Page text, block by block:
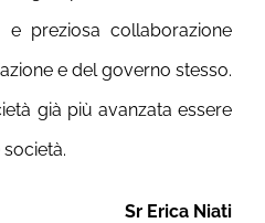
e preziosa collaborazione
e del governo stesso.
già più avanzata essere
Sr Erica Niati